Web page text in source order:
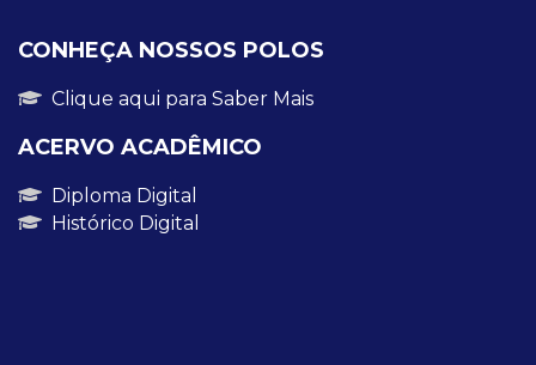
CONHEÇA NOSSOS POLOS
Clique aqui para Saber Mais
ACERVO ACADÊMICO
Diploma Digital
Histórico Digital